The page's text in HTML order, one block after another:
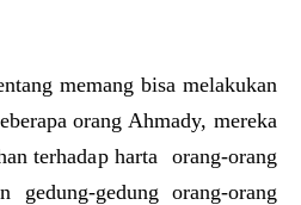
memang bisa melakukan
orang Ahmady, mereka
terhadap harta orang-orang
gedung-gedung orang-orang